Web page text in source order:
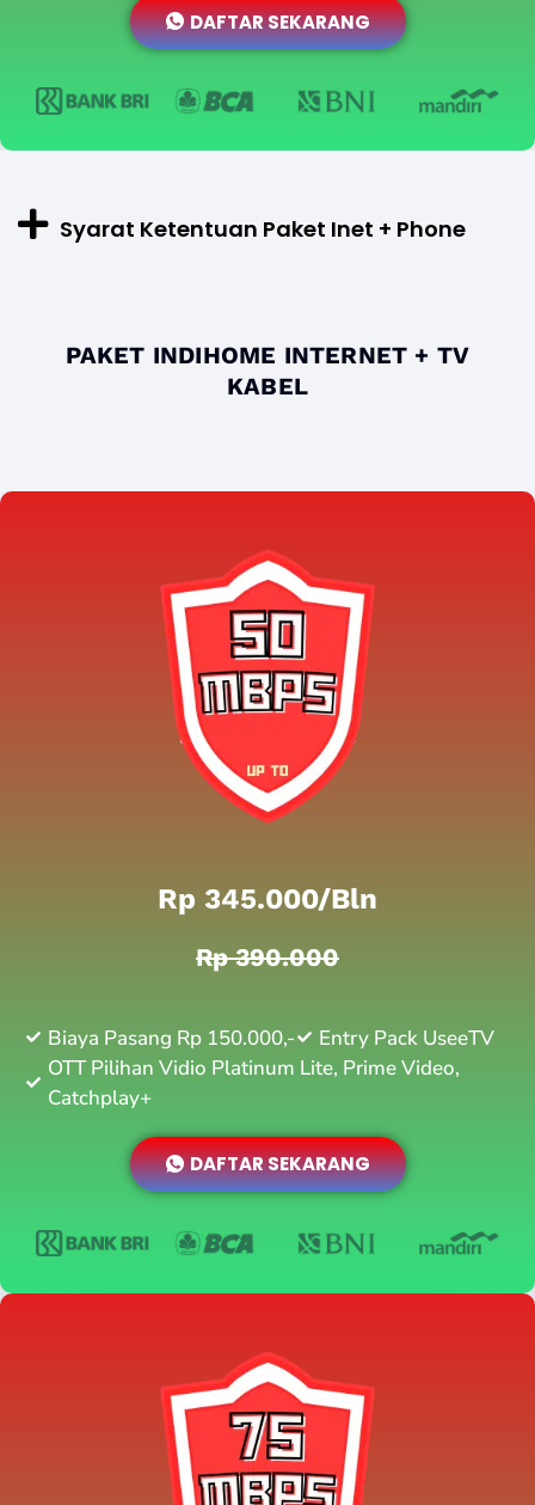
DAFTAR SEKARANG
Syarat Ketentuan Paket Inet + Phone
PAKET INDIHOME INTERNET + TV
KABEL
Rp 345.000/bln
Rp 390.000
Biaya Pasang Rp 150.000,-
Entry Pack UseeTV
OTT Pilihan Vidio Platinum Lite, Prime Video,
Catchplay+
DAFTAR SEKARANG